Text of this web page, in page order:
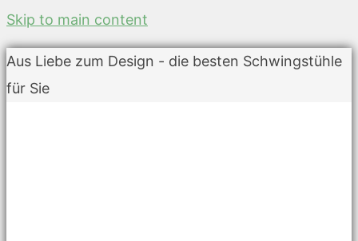
Skip to main content
Aus Liebe zum Design - die besten Schwingstühle
für Sie